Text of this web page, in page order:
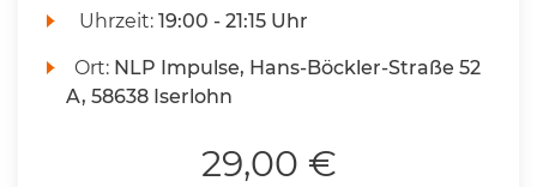
Uhrzeit:19:00 - 21:15 Uhr
Ort: NLP Impulse, Hans-Böckler-Straße 52
A, 58638 Iserlohn
29,00 €